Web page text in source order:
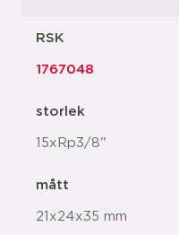
RSK
1767048
storlek
15xRp3/8"
mått
21x24x35 mm